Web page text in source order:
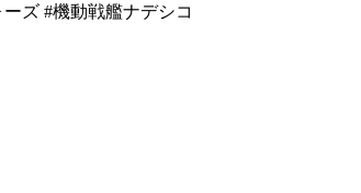
ーズ #機動戦艦ナデシコ